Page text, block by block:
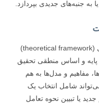
جدیدی بپردازد.
پس از مرور ادبیات، باید چارچوب نظری (theoretical framework)
اساس منطقی تحقیق
و مدل‌ها به هم
انتخاب یک
نحوه تعامل